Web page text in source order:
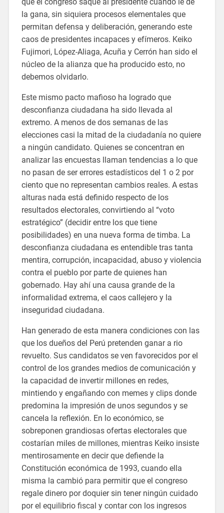
que el congreso saque al presidente cuando le dé
la gana, sin siquiera procesos elementales que
permitan defensa y deliberación, generando este
caos de presidentes incapaces y efímeros. Keiko
Fujimori, López-Aliaga, Acuña y Cerrón han sido el
núcleo de la alianza que ha producido esto, no
debemos olvidarlo.
Este mismo pacto mafioso ha logrado que
desconfianza ciudadana ha sido llevada al
extremo. A menos de dos semanas de las
elecciones casi la mitad de la ciudadanía no quiere
a ningún candidato. Quienes se concentran en
analizar las encuestas llaman tendencias a lo que
no pasan de ser errores estadísticos del 1 o 2 por
ciento que no representan cambios reales. A estas
alturas nada está definido respecto de los
resultados electorales, convirtiendo al “voto
estratégico” (decidir entre los que tiene
posibilidades) en una nueva forma de timba. La
desconfianza ciudadana es entendible tras tanta
mentira, corrupción, incapacidad, abuso y violencia
contra el pueblo por parte de quienes han
gobernado. Hay ahí una causa grande de la
informalidad extrema, el caos callejero y la
inseguridad ciudadana.
Han generado de esta manera condiciones con las
que los dueños del Perú pretenden ganar a rio
revuelto. Sus candidatos se ven favorecidos por el
control de los grandes medios de comunicación y
la capacidad de invertir millones en redes,
mintiendo y engañando con memes y clips donde
predomina la impresión de unos segundos y se
cancela la reflexión. En lo económico, se
sobreponen grandiosas ofertas electorales que
costarían miles de millones, mientras Keiko insiste
mentirosamente en decir que defiende la
Constitución económica de 1993, cuando ella
misma la cambió para permitir que el congreso
regale dinero por doquier sin tener ningún cuidado
por el equilibrio fiscal y contar con los ingresos